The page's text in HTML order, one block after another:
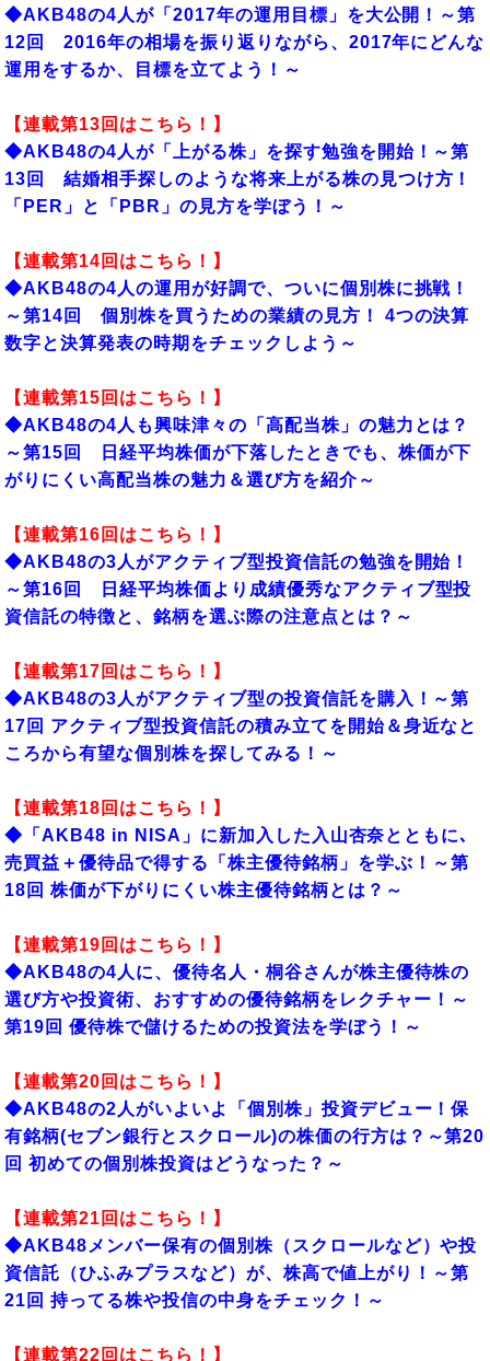
◆AKB48の4人が「2017年の運用目標」を大公開！～第
12回 2016年の相場を振り返りながら、2017年にどんな
運用をするか、目標を立てよう！～
【連載第13回はこちら！】
◆AKB48の4人が「上がる株」を探す勉強を開始！～第
13回 結婚相手探しのような将来上がる株の見つけ方！
「PER」と「PBR」の見方を学ぼう！～
【連載第14回はこちら！】
◆AKB48の4人の運用が好調で、ついに個別株に挑戦！
～第14回 個別株を買うための業績の見方！ 4つの決算
数字と決算発表の時期をチェックしよう～
【連載第15回はこちら！】
◆AKB48の4人も興味津々の「高配当株」の魅力とは？
～第15回 日経平均株価が下落したときでも、株価が下
がりにくい高配当株の魅力＆選び方を紹介～
【連載第16回はこちら！】
◆AKB48の3人がアクティブ型投資信託の勉強を開始！
～第16回 日経平均株価より成績優秀なアクティブ型投
資信託の特徴と、銘柄を選ぶ際の注意点とは？～
【連載第17回はこちら！】
◆AKB48の3人がアクティブ型の投資信託を購入！～第
17回 アクティブ型投資信託の積み立てを開始＆身近なと
ころから有望な個別株を探してみる！～
【連載第18回はこちら！】
◆「AKB48 in NISA」に新加入した入山杏奈とともに､
売買益＋優待品で得する「株主優待銘柄」を学ぶ！～第
18回 株価が下がりにくい株主優待銘柄とは？～
【連載第19回はこちら！】
◆AKB48の4人に、優待名人・桐谷さんが株主優待株の
選び方や投資術、おすすめの優待銘柄をレクチャー！～
第19回 優待株で儲けるための投資法を学ぼう！～
【連載第20回はこちら！】
◆AKB48の2人がいよいよ「個別株」投資デビュー！保
有銘柄(セブン銀行とスクロール)の株価の行方は？～第20
回 初めての個別株投資はどうなった？～
【連載第21回はこちら！】
◆AKB48メンバー保有の個別株（スクロールなど）や投
資信託（ひふみプラスなど）が、株高で値上がり！～第
21回 持ってる株や投信の中身をチェック！～
【連載第22回はこちら！】